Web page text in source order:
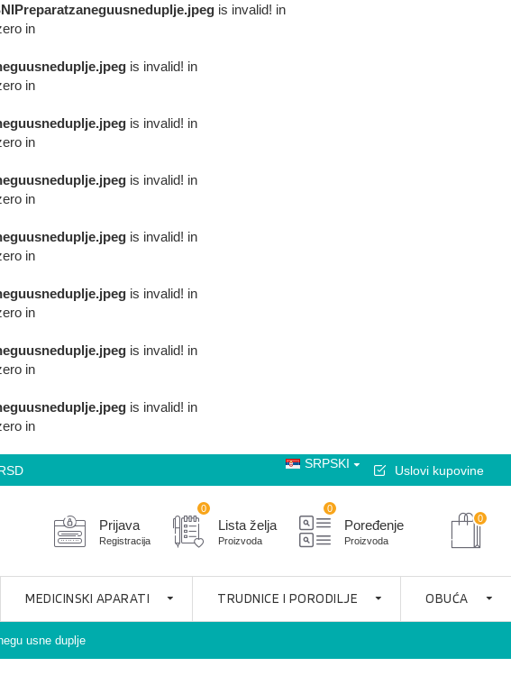
is invalid! in
in
is invalid! in
in
is invalid! in
in
is invalid! in
in
is invalid! in
in
is invalid! in
in
is invalid! in
in
is invalid! in
in
SRPSKI Uslovi kupovine
Prijava
Registracija
Lista želja
Proizvoda
0
Poređenje
Proizvoda
0
0
MEDICINSKI APARATI TRUDNICE I PORODILJE OBUĆA
usne duplje